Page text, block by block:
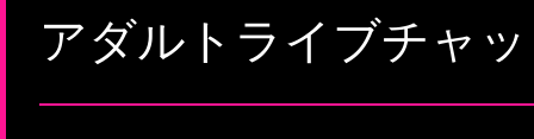
アダルトライブチャ